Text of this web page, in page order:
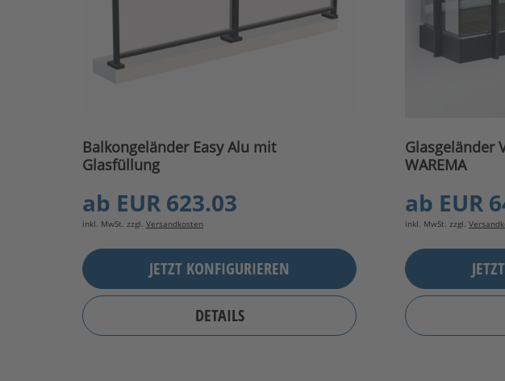
Balkongeländer Easy Alu mit
Glasfüllung
ab EUR 623.03
inkl. MwSt. zzgl. Versandkosten
JETZT KONFIGURIEREN
DETAILS
Glasgeländer
WAREMA
ab EUR
inkl. MwSt. zzgl.